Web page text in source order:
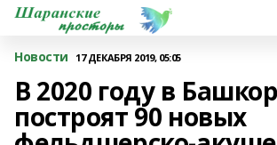
Новости 17 ДЕКАБРЯ 2019, 05:05
В 2020 году в
построят 90 новых